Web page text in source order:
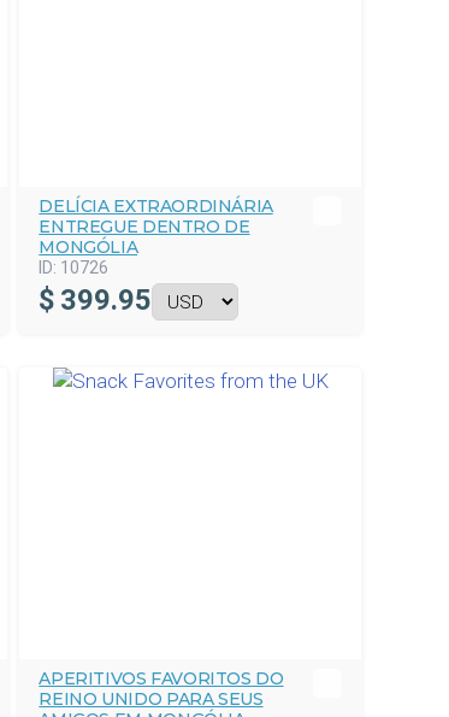
DELÍCIA EXTRAORDINÁRIA
ENTREGUE DENTRO DE
MONGÓLIA
ID: 10726
$ 399.95
APERITIVOS FAVORITOS DO
REINO UNIDO PARA SEUS